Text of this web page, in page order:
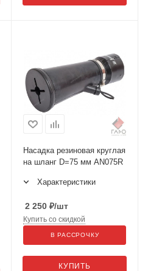
Насадка резиновая круглая
на шланг D=75 мм AN075R
Характеристики
2 250 ₽/шт
КУПИТЬ
Купить со скидкой
В РАССРОЧКУ